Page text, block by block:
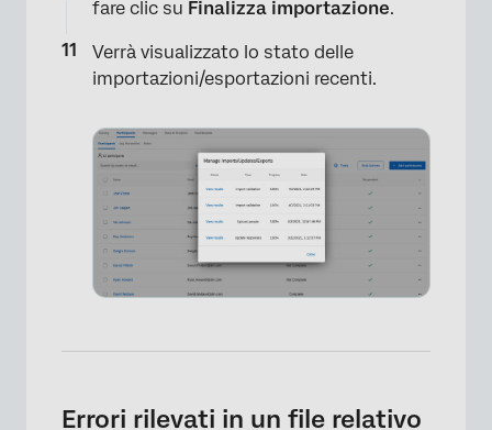
fare clic su Finalizza importazione.
Verrà visualizzato lo stato delle
importazioni/esportazioni recenti.
Errori rilevati in un file relativo